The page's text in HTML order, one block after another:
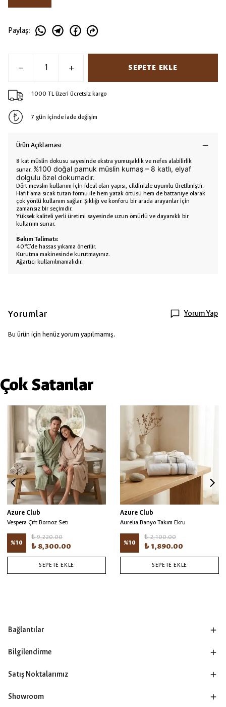
Paylaş:
SEPETE EKLE
1000 TL üzeri ücretsiz kargo
7 gün içinde iade değişim
Ürün Açıklaması
8 kat müslin dokusu sayesinde ekstra yumuşaklık ve nefes alabilirlik
sunar. %100 doğal pamuk müslin kumaş – 8 katlı, elyaf
dolgulu özel dokumadır.
Dört mevsim kullanım için ideal olan yapısı, cildinizle uyumlu üretilmiştir.
Hafif ama sıcak tutan formu ile hem yatak örtüsü hem de battaniye olarak
çok yönlü kullanım sağlar. Şıklığı ve konforu bir arada arayanlar için
zamansız bir seçimdir.
Yüksek kaliteli yerli üretimi sayesinde uzun ömürlü ve dayanıklı bir
kullanım sunar.
Bakım Talimatı:
40°C’de hassas yıkama önerilir.
Kurutma makinesinde kurutmayınız.
Ağartıcı kullanılmamalıdır.
Yorumlar Yorum Yap
Bu ürün için henüz yorum yapılmamış.
Çok Satanlar
Azure Club
Vespera Çift Bornoz Seti
%10
₺ 9,220.00
₺ 8,300.00
SEPETE EKLE
Azure Club
Aurelia Banyo Takım Ekru
%10
₺ 2,100.00
₺ 1,890.00
SEPETE EKLE
Bağlantılar
Bilgilendirme
Satış Noktalarımız
Showroom